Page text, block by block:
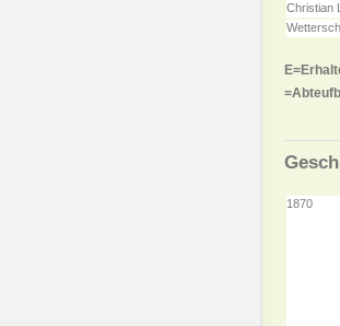
Christian
1870